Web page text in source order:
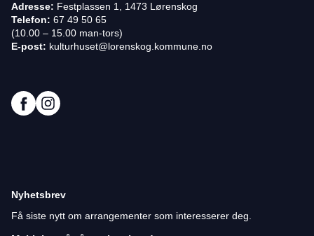
Nyhetsbrev
Få siste nytt om arrangementer som interesserer deg.
Adresse: Festplassen 1, 1473 Lørenskog
Telefon: 67 49 50 65
(10.00 – 15.00 man-tors)
E-post: kulturhuset@lorenskog.kommune.no